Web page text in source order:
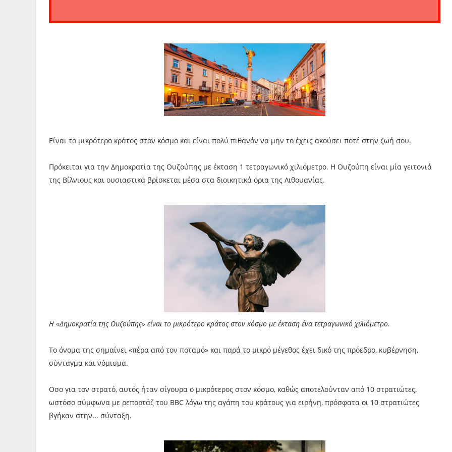
Είναι το μικρότερο κράτος στον κόσμο και είναι πολύ πιθανόν να μην το έχεις ακούσει ποτέ στην ζωή σου.
Πρόκειται για την Δημοκρατία της Ουζούπης με έκταση 1 τετραγωνικό χιλιόμετρο. Η Ουζούπη είναι μία γειτονιά
της Βίλνιους και ουσιαστικά βρίσκεται μέσα στα διοικητικά όρια της Λιθουανίας.
Η «Δημοκρατία της Ουζούπης» είναι το μικρότερο κράτος στον κόσμο με έκταση ένα τετραγωνικό χιλιόμετρο.
Το όνομα της σημαίνει «πέρα από τον ποταμό» και παρά το μικρό μέγεθος έχει δικό της πρόεδρο, κυβέρνηση,
σύνταγμα και νόμισμα.
Οσο για τον στρατό, αυτός ήταν σίγουρα ο μικρότερος στον κόσμο, καθώς αποτελούνταν από 10 στρατιώτες,
ωστόσο σύμφωνα με ρεπορτάζ του BBC λόγω της αγάπη του κράτους για ειρήνη, πρόσφατα οι 10 στρατιώτες
βγήκαν στην... σύνταξη.